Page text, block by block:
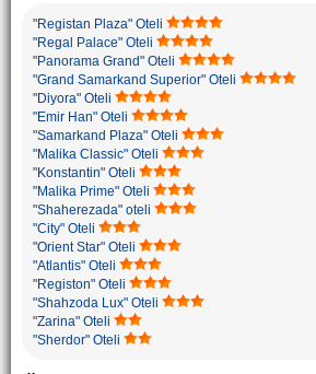
"Registan Plaza" Oteli
"Regal Palace" Oteli
"Panorama Grand" Oteli
"Grand Samarkand Superior" Oteli
"Diyora" Oteli
"Emir Han" Oteli
"Samarkand Plaza" Oteli
"Malika Classic" Oteli
"Konstantin" Oteli
"Malika Prime" Oteli
"Shaherezada" oteli
"City" Oteli
"Orient Star" Oteli
"Atlantis" Oteli
"Registon" Oteli
"Shahzoda Lux" Oteli
"Zarina" Oteli
"Sherdor" Oteli